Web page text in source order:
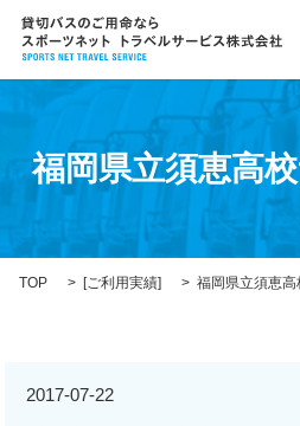
福岡県立須恵高
TOP [ご利用実績] 福岡県立須恵
2017-07-22